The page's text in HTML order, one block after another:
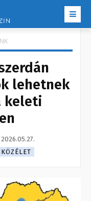
lehetnek
keleti
2026.05.27.